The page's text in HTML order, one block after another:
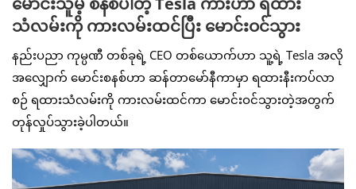
သံလမ်းကို ကားလမ်းထင်ပြီး မောင်းဝင်သွား
နည်းပညာ ကုမ္ပဏီ တစ်ခုရဲ့ CEO တစ်ယောက်ဟာ သူ့ရဲ့ Tesla အလို
အလျှောက် မောင်းစနစ်ဟာ ဆန်တာမော်နီကာမှာ ရထားနီးကပ်လာ
စဉ် ရထားသံလမ်းကို ကားလမ်းထင်ကာ မောင်းဝင်သွားတဲ့အတွက်
တုန်လှုပ်သွားခဲ့ပါတယ်။